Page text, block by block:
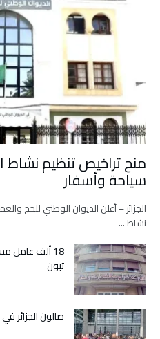
سياحة وأسفار
الجزائر – أعلن الديوان الوطني للحج
نشاط …
18 ألف عامل
تبون
صالون الجزائر